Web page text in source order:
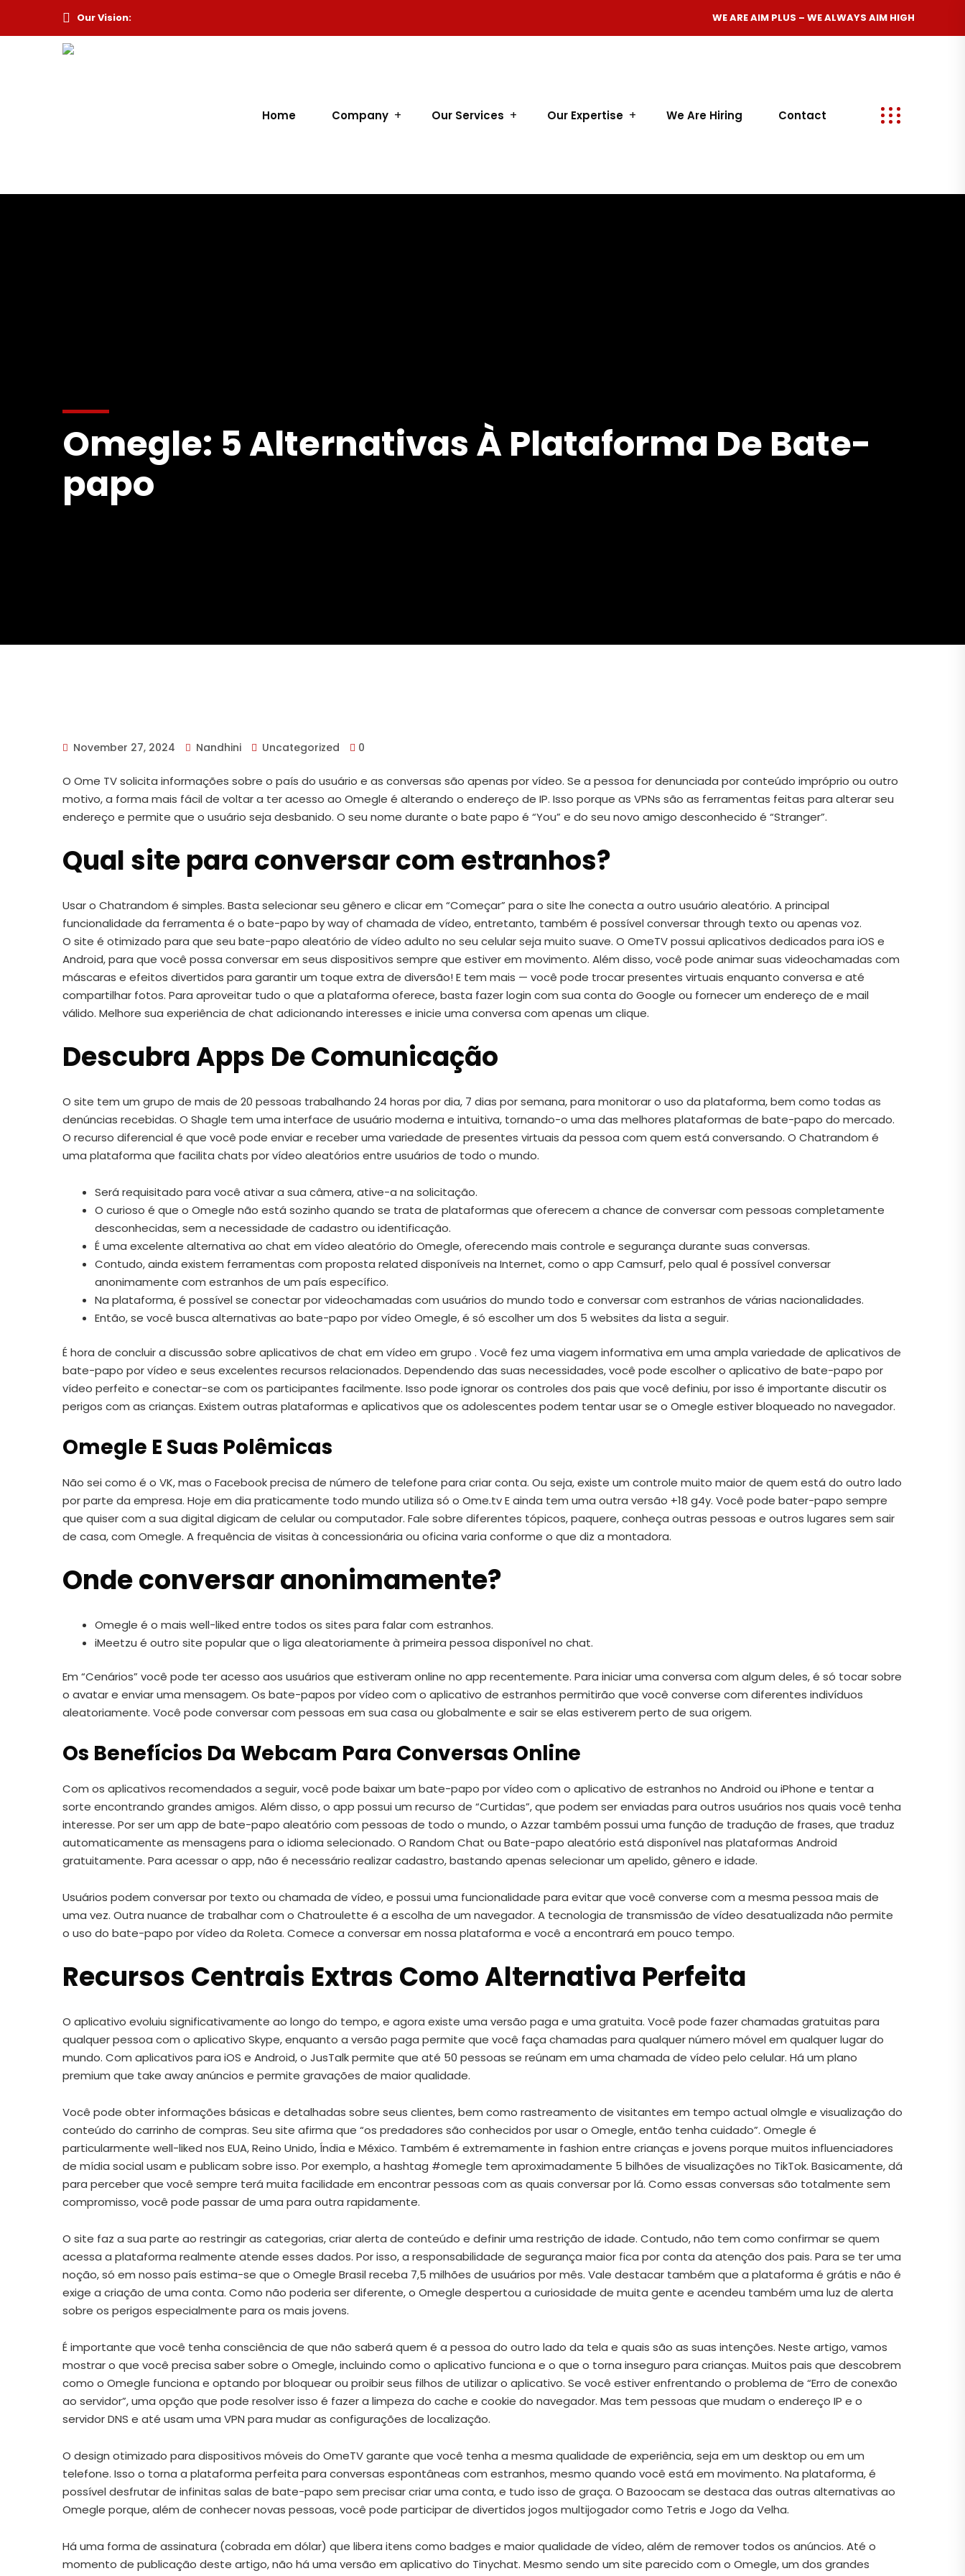
Our Vision: WE AREAIM PLUS– WE ALWAYSAIM HIGH
Home Company Our Services Our Expertise We Are Hiring Contact
Omegle: 5 Alternativas À Plataforma De Bate-
papo
November 27, 2024 Nandhini Uncategorized 0
O Ome TV solicita informações sobre o país do usuário e as conversas são apenas por vídeo. Se a pessoa for denunciada por conteúdo impróprio ou outro
motivo, a forma mais fácil de voltar a ter acesso ao Omegle é alterando o endereço de IP. Isso porque as VPNs são as ferramentas feitas para alterar seu
endereço e permite que o usuário seja desbanido. O seu nome durante o bate papo é “You” e do seu novo amigo desconhecido é “Stranger”.
Qual site para conversar com estranhos?
Usar o Chatrandom é simples. Basta selecionar seu gênero e clicar em “Começar” para o site lhe conecta a outro usuário aleatório. A principal
funcionalidade da ferramenta é o bate-papo by way of chamada de vídeo, entretanto, também é possível conversar through texto ou apenas voz.
O site é otimizado para que seu bate-papo aleatório de vídeo adulto no seu celular seja muito suave. O OmeTV possui aplicativos dedicados para iOS e
Android, para que você possa conversar em seus dispositivos sempre que estiver em movimento. Além disso, você pode animar suas videochamadas com
máscaras e efeitos divertidos para garantir um toque extra de diversão! E tem mais — você pode trocar presentes virtuais enquanto conversa e até
compartilhar fotos. Para aproveitar tudo o que a plataforma oferece, basta fazer login com sua conta do Google ou fornecer um endereço de e mail
válido. Melhore sua experiência de chat adicionando interesses e inicie uma conversa com apenas um clique.
Descubra Apps De Comunicação
O site tem um grupo de mais de 20 pessoas trabalhando 24 horas por dia, 7 dias por semana, para monitorar o uso da plataforma, bem como todas as
denúncias recebidas. O Shagle tem uma interface de usuário moderna e intuitiva, tornando-o uma das melhores plataformas de bate-papo do mercado.
O recurso diferencial é que você pode enviar e receber uma variedade de presentes virtuais da pessoa com quem está conversando. O Chatrandom é
uma plataforma que facilita chats por vídeo aleatórios entre usuários de todo o mundo.
Será requisitado para você ativar a sua câmera, ative-a na solicitação.
O curioso é que o Omegle não está sozinho quando se trata de plataformas que oferecem a chance de conversar com pessoas completamente
desconhecidas, sem a necessidade de cadastro ou identificação.
É uma excelente alternativa ao chat em vídeo aleatório do Omegle, oferecendo mais controle e segurança durante suas conversas.
Contudo, ainda existem ferramentas com proposta related disponíveis na Internet, como o app Camsurf, pelo qual é possível conversar
anonimamente com estranhos de um país específico.
Na plataforma, é possível se conectar por videochamadas com usuários do mundo todo e conversar com estranhos de várias nacionalidades.
Então, se você busca alternativas ao bate-papo por vídeo Omegle, é só escolher um dos 5 websites da lista a seguir.
É hora de concluir a discussão sobre aplicativos de chat em vídeo em grupo . Você fez uma viagem informativa em uma ampla variedade de aplicativos de
bate-papo por vídeo e seus excelentes recursos relacionados. Dependendo das suas necessidades, você pode escolher o aplicativo de bate-papo por
vídeo perfeito e conectar-se com os participantes facilmente. Isso pode ignorar os controles dos pais que você definiu, por isso é importante discutir os
perigos com as crianças. Existem outras plataformas e aplicativos que os adolescentes podem tentar usar se o Omegle estiver bloqueado no navegador.
Omegle E Suas Polêmicas
Não sei como é o VK, mas o Facebook precisa de número de telefone para criar conta. Ou seja, existe um controle muito maior de quem está do outro lado
por parte da empresa. Hoje em dia praticamente todo mundo utiliza só o Ome.tv E ainda tem uma outra versão +18 g4y. Você pode bater-papo sempre
que quiser com a sua digital digicam de celular ou computador. Fale sobre diferentes tópicos, paquere, conheça outras pessoas e outros lugares sem sair
de casa, com Omegle. A frequência de visitas à concessionária ou oficina varia conforme o que diz a montadora.
Onde conversar anonimamente?
Omegle é o mais well-liked entre todos os sites para falar com estranhos.
iMeetzu é outro site popular que o liga aleatoriamente à primeira pessoa disponível no chat.
Em “Cenários” você pode ter acesso aos usuários que estiveram online no app recentemente. Para iniciar uma conversa com algum deles, é só tocar sobre
o avatar e enviar uma mensagem. Os bate-papos por vídeo com o aplicativo de estranhos permitirão que você converse com diferentes indivíduos
aleatoriamente. Você pode conversar com pessoas em sua casa ou globalmente e sair se elas estiverem perto de sua origem.
Os Benefícios Da Webcam Para Conversas Online
Com os aplicativos recomendados a seguir, você pode baixar um bate-papo por vídeo com o aplicativo de estranhos no Android ou iPhone e tentar a
sorte encontrando grandes amigos. Além disso, o app possui um recurso de “Curtidas”, que podem ser enviadas para outros usuários nos quais você tenha
interesse. Por ser um app de bate-papo aleatório com pessoas de todo o mundo, o Azzar também possui uma função de tradução de frases, que traduz
automaticamente as mensagens para o idioma selecionado. O Random Chat ou Bate-papo aleatório está disponível nas plataformas Android
gratuitamente. Para acessar o app, não é necessário realizar cadastro, bastando apenas selecionar um apelido, gênero e idade.
Usuários podem conversar por texto ou chamada de vídeo, e possui uma funcionalidade para evitar que você converse com a mesma pessoa mais de
uma vez. Outra nuance de trabalhar com o Chatroulette é a escolha de um navegador. A tecnologia de transmissão de vídeo desatualizada não permite
o uso do bate-papo por vídeo da Roleta. Comece a conversar em nossa plataforma e você a encontrará em pouco tempo.
Recursos Centrais Extras Como Alternativa Perfeita
O aplicativo evoluiu significativamente ao longo do tempo, e agora existe uma versão paga e uma gratuita. Você pode fazer chamadas gratuitas para
qualquer pessoa com o aplicativo Skype, enquanto a versão paga permite que você faça chamadas para qualquer número móvel em qualquer lugar do
mundo. Com aplicativos para iOS e Android, o JusTalk permite que até 50 pessoas se reúnam em uma chamada de vídeo pelo celular. Há um plano
premium que take away anúncios e permite gravações de maior qualidade.
Você pode obter informações básicas e detalhadas sobre seus clientes, bem como rastreamento de visitantes em tempo actual olmgle e visualização do
conteúdo do carrinho de compras. Seu site afirma que “os predadores são conhecidos por usar o Omegle, então tenha cuidado”. Omegle é
particularmente well-liked nos EUA, Reino Unido, Índia e México. Também é extremamente in fashion entre crianças e jovens porque muitos influenciadores
de mídia social usam e publicam sobre isso. Por exemplo, a hashtag #omegle tem aproximadamente 5 bilhões de visualizações no TikTok. Basicamente, dá
para perceber que você sempre terá muita facilidade em encontrar pessoas com as quais conversar por lá. Como essas conversas são totalmente sem
compromisso, você pode passar de uma para outra rapidamente.
O site faz a sua parte ao restringir as categorias, criar alerta de conteúdo e definir uma restrição de idade. Contudo, não tem como confirmar se quem
acessa a plataforma realmente atende esses dados. Por isso, a responsabilidade de segurança maior fica por conta da atenção dos pais. Para se ter uma
noção, só em nosso país estima-se que o Omegle Brasil receba 7,5 milhões de usuários por mês. Vale destacar também que a plataforma é grátis e não é
exige a criação de uma conta. Como não poderia ser diferente, o Omegle despertou a curiosidade de muita gente e acendeu também uma luz de alerta
sobre os perigos especialmente para os mais jovens.
É importante que você tenha consciência de que não saberá quem é a pessoa do outro lado da tela e quais são as suas intenções. Neste artigo, vamos
mostrar o que você precisa saber sobre o Omegle, incluindo como o aplicativo funciona e o que o torna inseguro para crianças. Muitos pais que descobrem
como o Omegle funciona e optando por bloquear ou proibir seus filhos de utilizar o aplicativo. Se você estiver enfrentando o problema de “Erro de conexão
ao servidor”, uma opção que pode resolver isso é fazer a limpeza do cache e cookie do navegador. Mas tem pessoas que mudam o endereço IP e o
servidor DNS e até usam uma VPN para mudar as configurações de localização.
O design otimizado para dispositivos móveis do OmeTV garante que você tenha a mesma qualidade de experiência, seja em um desktop ou em um
telefone. Isso o torna a plataforma perfeita para conversas espontâneas com estranhos, mesmo quando você está em movimento. Na plataforma, é
possível desfrutar de infinitas salas de bate-papo sem precisar criar uma conta, e tudo isso de graça. O Bazoocam se destaca das outras alternativas ao
Omegle porque, além de conhecer novas pessoas, você pode participar de divertidos jogos multijogador como Tetris e Jogo da Velha.
Há uma forma de assinatura (cobrada em dólar) que libera itens como badges e maior qualidade de vídeo, além de remover todos os anúncios. Até o
momento de publicação deste artigo, não há uma versão em aplicativo do Tinychat. Mesmo sendo um site parecido com o Omegle, um dos grandes